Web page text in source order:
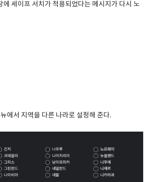
에 세이프 서치가 적용되었다는 메시지가 다시 노
에서 지역을 다른 나라로 설정해 준다.